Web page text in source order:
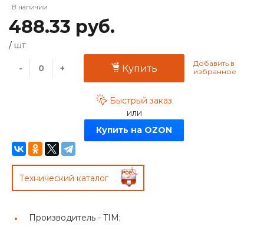
В наличии
488.33 руб.
/ шт
- + Купить
Быстрый заказ
или
Купить на OZON
Технический каталог
Производитель - TIM;